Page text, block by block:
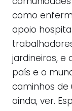
como
apoio
jardineiros, e
país e o
caminhos de
ainda, ver.